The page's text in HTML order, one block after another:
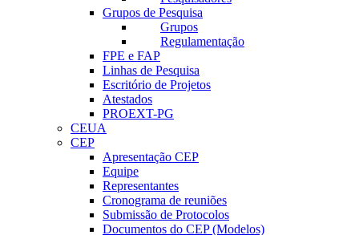
Grupos de Pesquisa
Grupos
Regulamentação
FPE e FAP
Linhas de Pesquisa
Escritório de Projetos
Atestados
PROEXT-PG
CEUA
CEP
Apresentação CEP
Equipe
Representantes
Cronograma de reuniões
Submissão de Protocolos
Documentos do CEP (Modelos)